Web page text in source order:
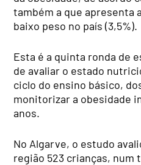
também a que apresenta
baixo peso no país (3,5%).
Esta é a quinta ronda de
de avaliar o estado
ciclo do ensino básico,
monitorizar a obesidade
anos.
No Algarve, o estudo
região 523 crianças, num